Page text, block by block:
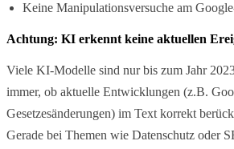
Keine Manipulationsversuche am
Achtung: KI erkennt keine aktuellen
Viele KI-Modelle sind nur bis zum Jahr
immer, ob aktuelle Entwicklungen (z.B.
Gesetzesänderungen) im Text korrekt
Gerade bei Themen wie Datenschutz oder